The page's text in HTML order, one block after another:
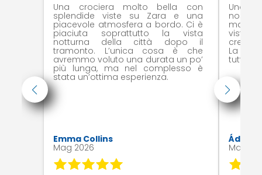
Una crociera molto bella con
splendide viste su Zara e una
piacevole atmosfera a bordo. Ci è
piaciuta soprattutto la vista
notturna della città dopo il
tramonto. L’unica cosa è che
avremmo voluto una durata un po’
più lunga, ma nel complesso è
stata un’ottima esperienza.
Emma Collins
Mag 2026
Uno
mare,
vista
creato
La
tutto è
Ádám
Mag